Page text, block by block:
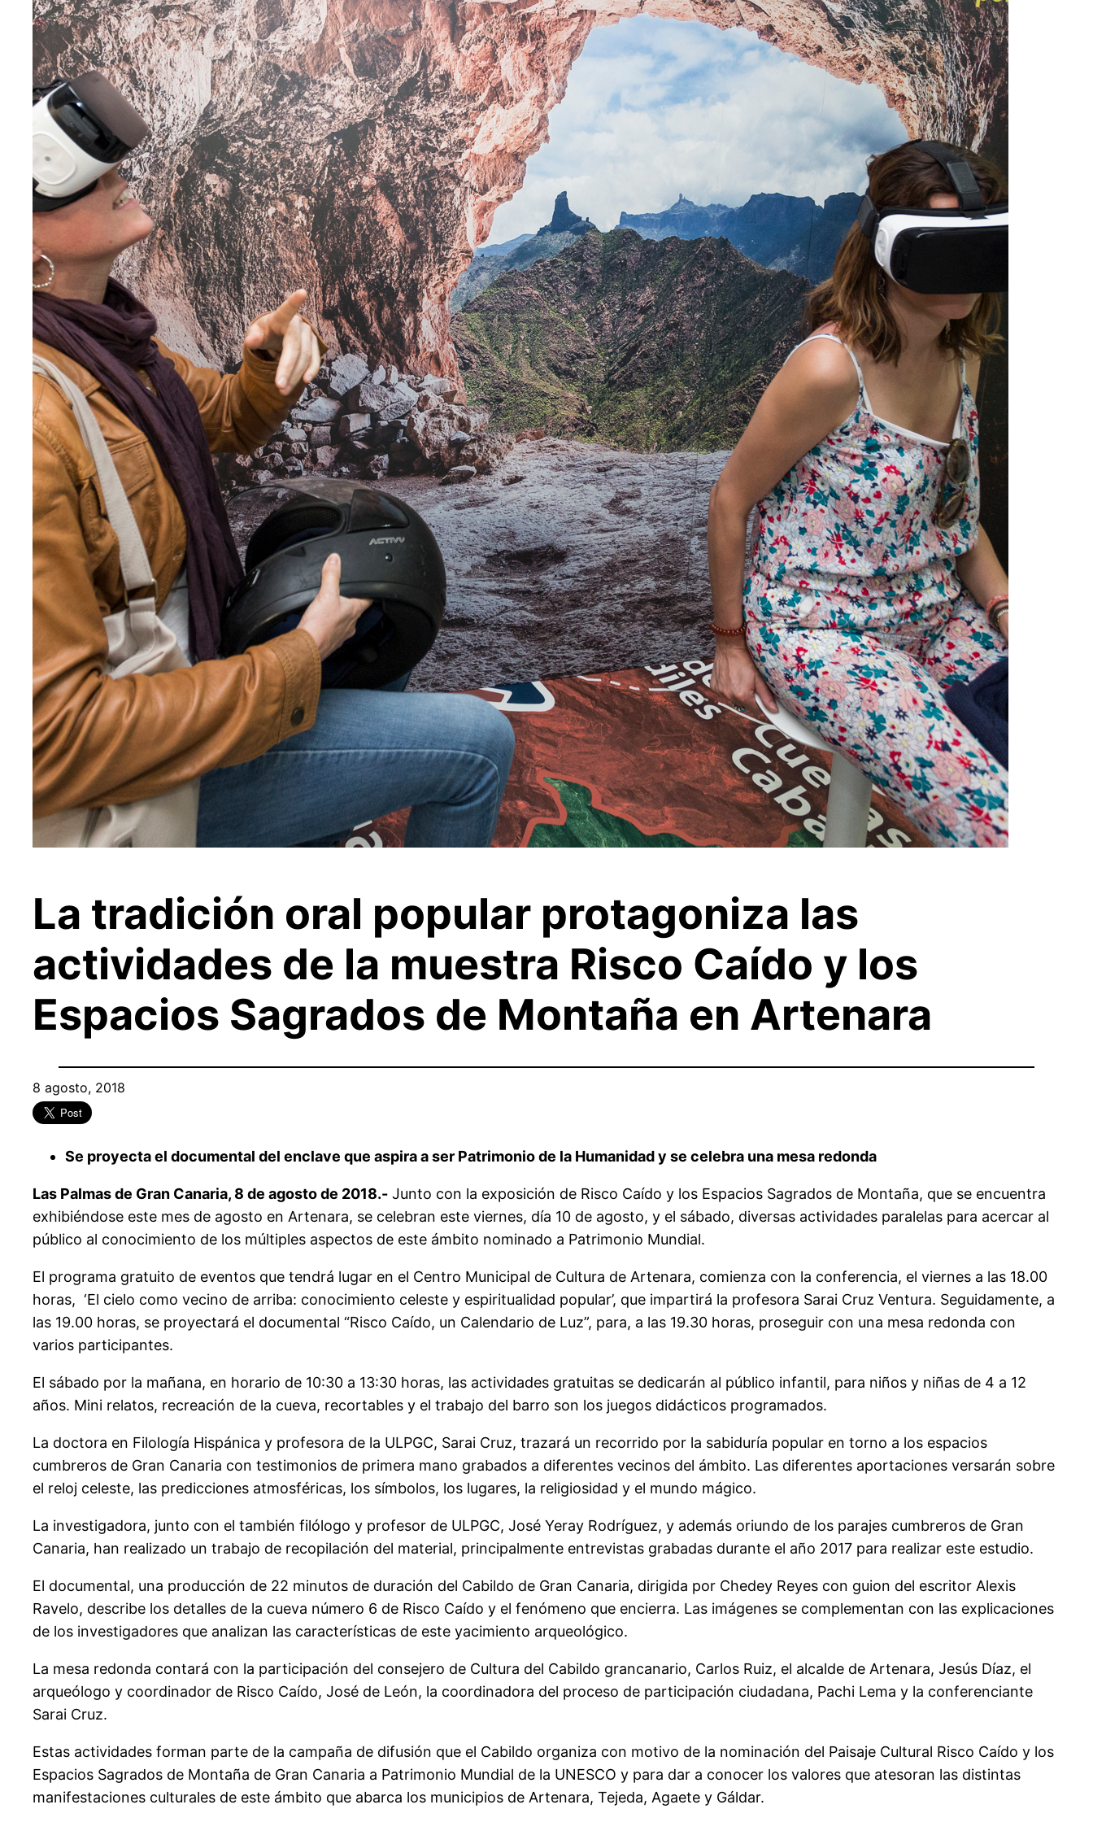
La tradición oral popular protagoniza las
actividades de la muestra Risco Caído y los
Espacios Sagrados de Montaña en Artenara
8 agosto, 2018
Se proyecta el documental del enclave que aspira a ser Patrimonio de la Humanidad y se celebra una mesa redonda
Las Palmas de Gran Canaria, 8 de agosto de 2018.- Junto con la exposición de Risco Caído y los Espacios Sagrados de Montaña, que se encuentra
exhibiéndose este mes de agosto en Artenara, se celebran este viernes, día 10 de agosto, y el sábado, diversas actividades paralelas para acercar al
público al conocimiento de los múltiples aspectos de este ámbito nominado a Patrimonio Mundial.
El programa gratuito de eventos que tendrá lugar en el Centro Municipal de Cultura de Artenara, comienza con la conferencia, el viernes a las 18.00
horas, ‘El cielo como vecino de arriba: conocimiento celeste y espiritualidad popular’, que impartirá la profesora Sarai Cruz Ventura. Seguidamente, a
las 19.00 horas, se proyectará el documental “Risco Caído, un Calendario de Luz”, para, a las 19.30 horas, proseguir con una mesa redonda con
varios participantes.
El sábado por la mañana, en horario de 10:30 a 13:30 horas, las actividades gratuitas se dedicarán al público infantil, para niños y niñas de 4 a 12
años. Mini relatos, recreación de la cueva, recortables y el trabajo del barro son los juegos didácticos programados.
La doctora en Filología Hispánica y profesora de la ULPGC, Sarai Cruz, trazará un recorrido por la sabiduría popular en torno a los espacios
cumbreros de Gran Canaria con testimonios de primera mano grabados a diferentes vecinos del ámbito. Las diferentes aportaciones versarán sobre
el reloj celeste, las predicciones atmosféricas, los símbolos, los lugares, la religiosidad y el mundo mágico.
La investigadora, junto con el también filólogo y profesor de ULPGC, José Yeray Rodríguez, y además oriundo de los parajes cumbreros de Gran
Canaria, han realizado un trabajo de recopilación del material, principalmente entrevistas grabadas durante el año 2017 para realizar este estudio.
El documental, una producción de 22 minutos de duración del Cabildo de Gran Canaria, dirigida por Chedey Reyes con guion del escritor Alexis
Ravelo, describe los detalles de la cueva número 6 de Risco Caído y el fenómeno que encierra. Las imágenes se complementan con las explicaciones
de los investigadores que analizan las características de este yacimiento arqueológico.
La mesa redonda contará con la participación del consejero de Cultura del Cabildo grancanario, Carlos Ruiz, el alcalde de Artenara, Jesús Díaz, el
arqueólogo y coordinador de Risco Caído, José de León, la coordinadora del proceso de participación ciudadana, Pachi Lema y la conferenciante
Sarai Cruz.
Estas actividades forman parte de la campaña de difusión que el Cabildo organiza con motivo de la nominación del Paisaje Cultural Risco Caído y los
Espacios Sagrados de Montaña de Gran Canaria a Patrimonio Mundial de la UNESCO y para dar a conocer los valores que atesoran las distintas
manifestaciones culturales de este ámbito que abarca los municipios de Artenara, Tejeda, Agaete y Gáldar.